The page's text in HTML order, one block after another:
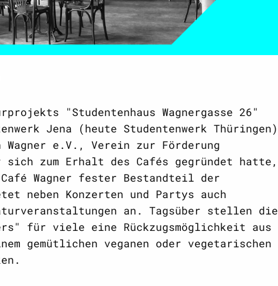
"Studentenhaus Wagnergasse 26"
Jena (heute Studentenwerk Thüringen)
e.V., Verein zur Förderung
zum Erhalt des Cafés gegründet hatte,
Wagner fester Bestandteil der
neben Konzerten und Partys auch
an. Tagsüber stellen die
für viele eine Rückzugsmöglichkeit aus
gemütlichen veganen oder vegetarischen